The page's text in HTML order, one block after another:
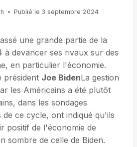
Publié le 3 septembre 2024
une grande partie de la
à devancer ses rivaux sur des
en particulier l'économie.
président Joe BidenLa gestion
les Américains a été plutôt
dans les sondages
ce cycle, ont indiqué qu'ils
positif de l'économie de
sombre de celle de Biden.